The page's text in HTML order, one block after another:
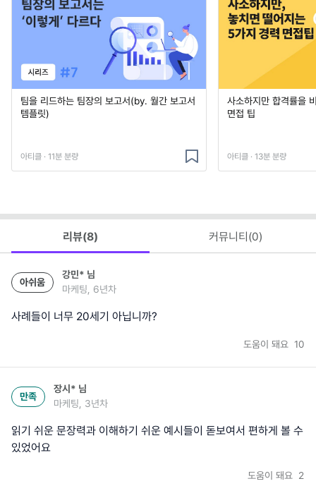
팀을 리드하는 팀장의 보고서(by. 월간 보고서
템플릿)
아티클 · 11분 분량
사소하지만 합격률을
면접 팁
아티클 · 13분 분량
리뷰(8) 커뮤니티(0)
아쉬움
강민* 님
마케팅, 6년차
사례들이 너무 20세기 아닙니까?
도움이 돼요 10
만족
장시* 님
마케팅, 3년차
읽기 쉬운 문장력과 이해하기 쉬운 예시들이 돋보여서 편하게 볼 수
있었어요
도움이 돼요 2